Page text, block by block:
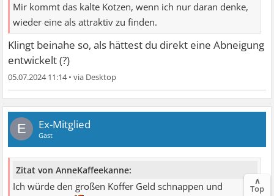
Mir kommt das kalte Kotzen, wenn ich nur daran denke,
wieder eine als attraktiv zu finden.
Klingt beinahe so, als hättest du direkt eine Abneigung
entwickelt (?)
05.07.2024 11:14•
E Ex-Mitglied
Gast
Zitat von AnneKaffeekanne:
Ich würde den großen Koffer Geld schnappen und
∧
Top